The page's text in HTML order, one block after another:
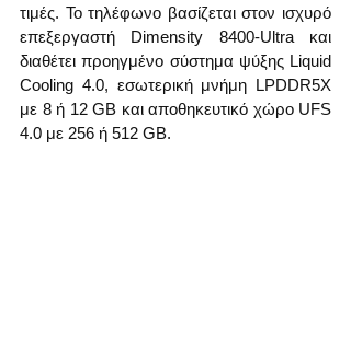
τιμές. Το τηλέφωνο βασίζεται στον ισχυρό
επεξεργαστή Dimensity 8400-Ultra και
διαθέτει προηγμένο σύστημα ψύξης Liquid
Cooling 4.0, εσωτερική μνήμη LPDDR5X
με 8 ή 12 GB και αποθηκευτικό χώρο UFS
4.0 με 256 ή 512 GB.